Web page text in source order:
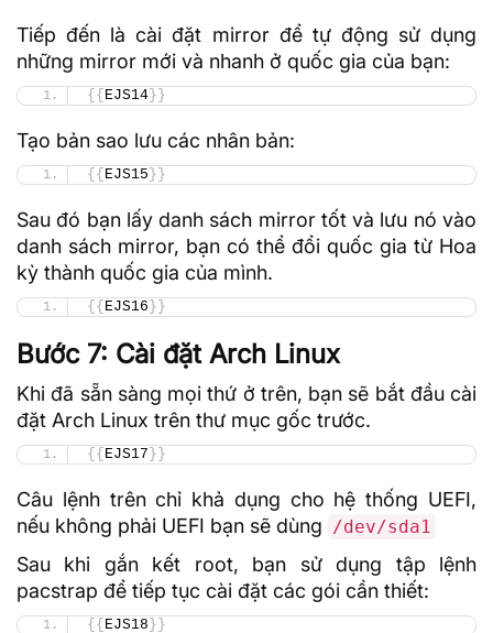
Tiếp đến là cài đặt mirror để tự động sử dụng
những mirror mới và nhanh ở quốc gia của bạn:
{{EJS14}}
Tạo bản sao lưu các nhân bản:
{{EJS15}}
Sau đó bạn lấy danh sách mirror tốt và lưu nó vào
danh sách mirror, bạn có thể đổi quốc gia từ Hoa
kỳ thành quốc gia của mình.
{{EJS16}}
Bước 7: Cài đặt Arch Linux
Khi đã sẵn sàng mọi thứ ở trên, bạn sẽ bắt đầu cài
đặt Arch Linux trên thư mục gốc trước.
{{EJS17}}
Câu lệnh trên chỉ khả dụng cho hệ thống UEFI,
nếu không phải UEFI bạn sẽ dùng
/dev/sda1
Sau khi gắn kết root, bạn sử dụng tập lệnh
pacstrap để tiếp tục cài đặt các gói cần thiết:
{{EJS18}}